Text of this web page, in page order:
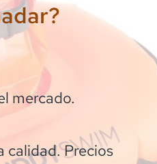
mercado.
calidad. Precios